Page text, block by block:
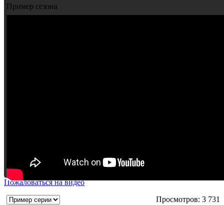
Пример сезона
Пожаловаться на видео
Просмотров: 3 731